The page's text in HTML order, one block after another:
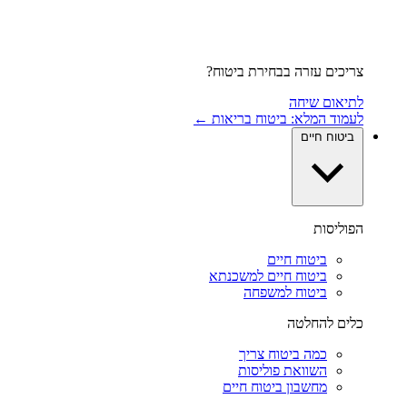
צריכים עזרה בבחירת ביטוח?
לתיאום שיחה
לעמוד המלא: ביטוח בריאות ←
ביטוח חיים
הפוליסות
ביטוח חיים
ביטוח חיים למשכנתא
ביטוח למשפחה
כלים להחלטה
כמה ביטוח צריך
השוואת פוליסות
מחשבון ביטוח חיים